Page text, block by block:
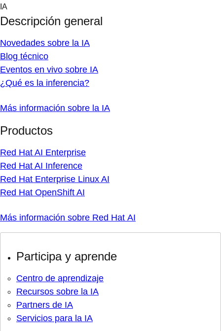
Skip
content
IA
Descripción general
Novedades sobre la IA
Blog técnico
Eventos en vivo sobre IA
¿Qué es la inferencia?
Más información sobre la IA
Productos
Red Hat AI Enterprise
Red Hat AI Inference
Red Hat Enterprise Linux AI
Red Hat OpenShift AI
Más información sobre Red Hat AI
Participa y aprende
Centro de aprendizaje
Recursos sobre la IA
Partners de IA
Servicios para la IA